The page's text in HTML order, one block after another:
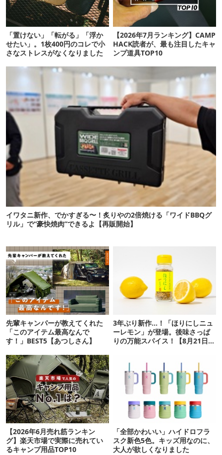
「置けない」「転がる」「浮か
せたい」。1枚400円のコレで小
さなストレスがなくなりました
【2026年7月ランキング】CAMP
HACK読者が、最も注目したキャ
ンプ道具TOP10
イワタニ新作、でかすぎる〜！炙りやの2倍焼ける「ワイドBBQグ
リル」で“豪快焼肉”できるよ【再販開始】
先輩キャンパーが教えてくれた
「このアイテム最高なんで
す！」BEST5【あつしさん】
3年ぶり新作…！「ほりにしニュ
ーレモン」が登場。後味さっぱ
りの万能スパイス！【8月21日発
【2026年6月売れ筋ランキン
グ】楽天市場で実際に売れてい
るキャンプ用品TOP10
「全部かわいい」ハイドロフラ
スク新色5色。キッズ用なのに、
大人が欲しくなりました